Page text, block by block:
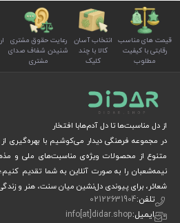
قیمت های مناسب
رقابتی با کیفیت
مطلوب
انتخاب آسان
کالا با چند
کلیک
رعایت حقوق مشتری
شنیدن شفاف صدای
مشتری
از دل مناسبت‌ها تا دل آدم‌هابا افتخار
در مجموعه فرهنگی دیدار می‌کوشیم با بهره‌گیری
متنوع از محصولات ویژه‌ی مناسبت‌های ملی و
نیمه‌شعبان را به صورت آنلاین به شما تقدیم
شعائر، برای پیوندی دل‌نشین میان سنت، هنر و زندگی
تلفن:02122631904
ایمیل:info[at]didar.shop